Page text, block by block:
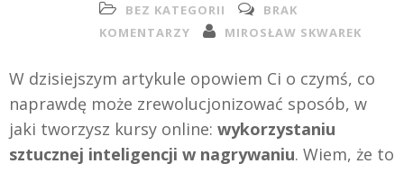
BEZ KATEGORII
BRAK
KOMENTARZY
MIROSŁAW SKWAREK
W dzisiejszym artykule opowiem Ci o czymś, co
naprawdę może zrewolucjonizować sposób, w
jaki tworzysz kursy online: wykorzystaniu
sztucznej inteligencji w nagrywaniu. Wiem, że to